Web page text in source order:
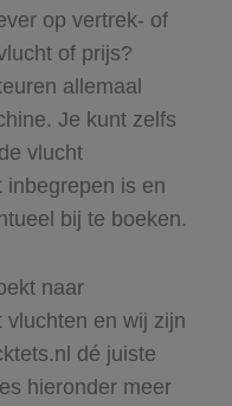
op vertrek- of
of prijs?
allemaal
Je kunt zelfs
vlucht
inbegrepen is en
bij te boeken.
naar
vluchten en wij zijn
dé juiste
hieronder meer